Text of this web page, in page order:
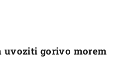
uvoziti gorivo morem